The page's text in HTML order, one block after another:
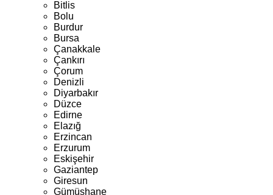
Bitlis
Bolu
Burdur
Bursa
Çanakkale
Çankırı
Çorum
Denizli
Diyarbakır
Düzce
Edirne
Elazığ
Erzincan
Erzurum
Eskişehir
Gaziantep
Giresun
Gümüşhane